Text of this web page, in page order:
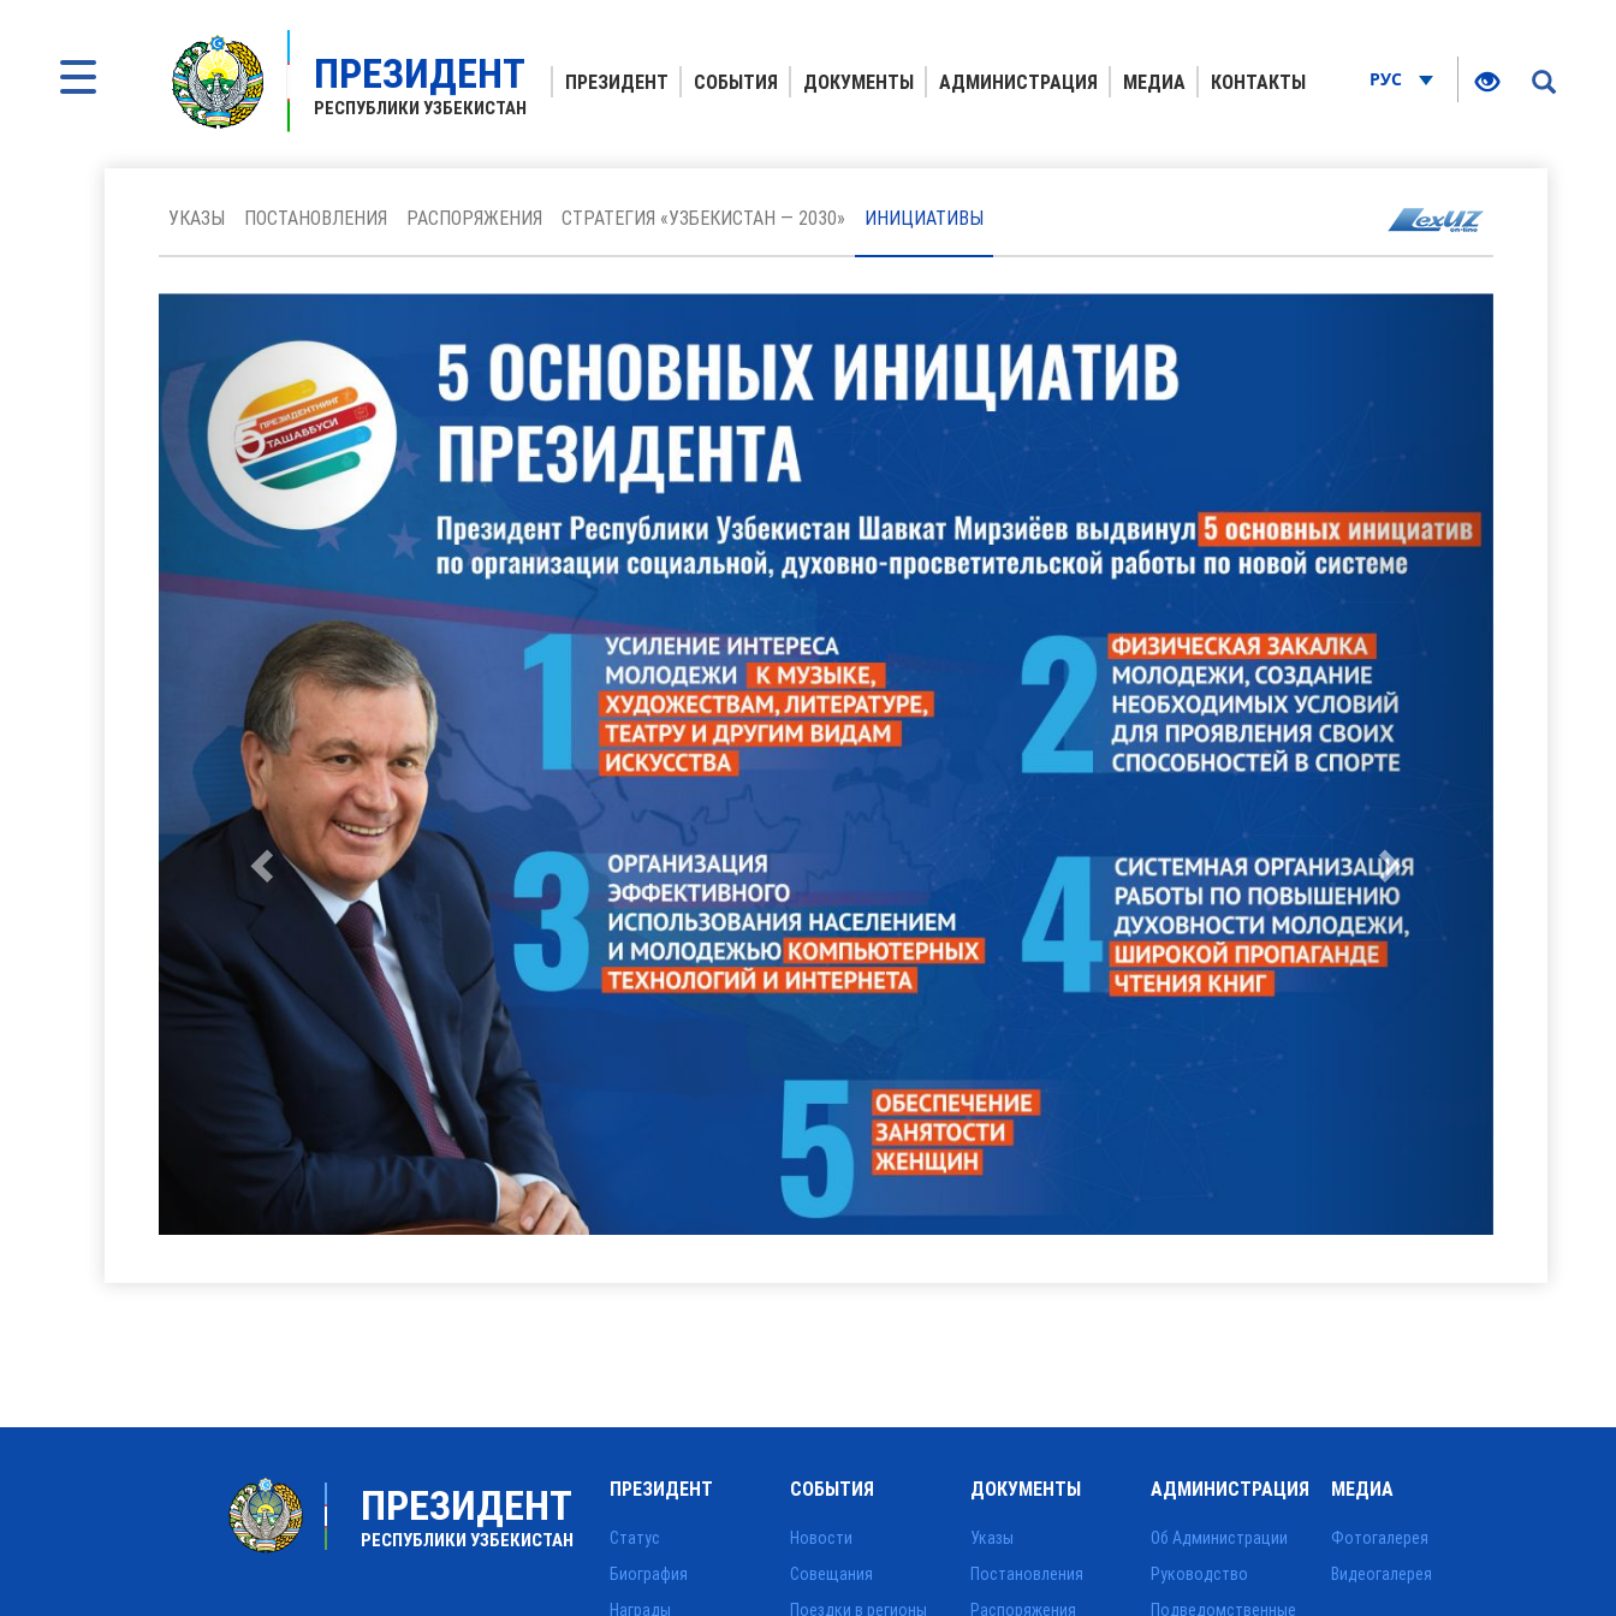
ПРЕЗИДЕНТ
РЕСПУБЛИКИ УЗБЕКИСТАН
ПРЕЗИДЕНТ СОБЫТИЯ ДОКУМЕНТЫ АДМИНИСТРАЦИЯ МЕДИА КОНТАКТЫ РУС
УКАЗЫ ПОСТАНОВЛЕНИЯ РАСПОРЯЖЕНИЯ СТРАТЕГИЯ «УЗБЕКИСТАН — 2030» ИНИЦИАТИВЫ
ПРЕЗИДЕНТ
РЕСПУБЛИКИ УЗБЕКИСТАН
ПРЕЗИДЕНТ
Статус
Биография
Награды
СОБЫТИЯ
Новости
Совещания
Поездки в регионы
ДОКУМЕНТЫ
Указы
Постановления
Распоряжения
АДМИНИСТРАЦИЯ
Об Администрации
Руководство
Подведомственные
МЕДИА
Фотогалерея
Видеогалерея